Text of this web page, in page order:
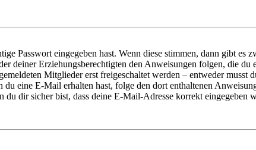
Passwort eingegeben hast. Wenn diese stimmen, dann gibt es
deiner Erziehungsberechtigten den Anweisungen folgen, die
Mitglieder erst freigeschaltet werden – entweder musst
eine E-Mail erhalten hast, folge den dort enthaltenen
dir sicher bist, dass deine E-Mail-Adresse korrekt eingegeben